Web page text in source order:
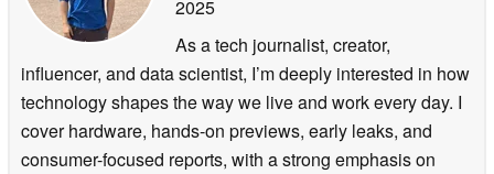
2025
As a tech journalist, creator,
influencer, and data scientist, I’m deeply interested in how
technology shapes the way we live and work every day. I
cover hardware, hands-on previews, early leaks, and
consumer-focused reports, with a strong emphasis on